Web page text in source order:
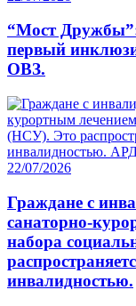
“Мост Дружбы”:
первый
ОВЗ.
22/07/2026
Граждане с
санаторно-
набора
инвалидностью.